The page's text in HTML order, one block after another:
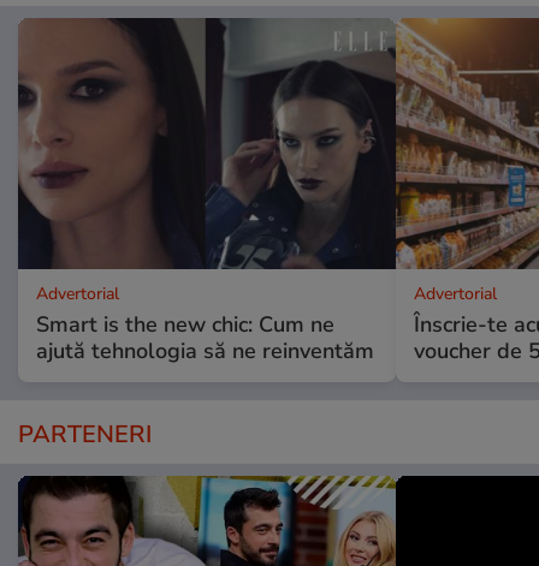
Advertorial
Smart is the new chic: Cum ne
ajută tehnologia să ne reinventăm
Advertorial
Înscrie-te
voucher de
PARTENERI